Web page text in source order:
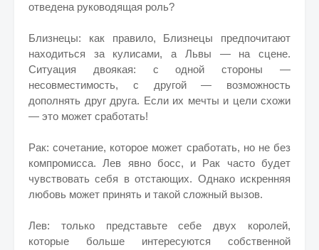
отведена руководящая роль?
Близнецы: как правило, Близнецы предпочитают
находиться за кулисами, а Львы — на сцене.
Ситуация двоякая: с одной стороны —
несовместимость, с другой — возможность
дополнять друг друга. Если их мечты и цели схожи
— это может сработать!
Рак: сочетание, которое может сработать, но не без
компромисса. Лев явно босс, и Рак часто будет
чувствовать себя в отстающих. Однако искренняя
любовь может принять и такой сложный вызов.
Лев: только представьте себе двух королей,
которые больше интересуются собственной